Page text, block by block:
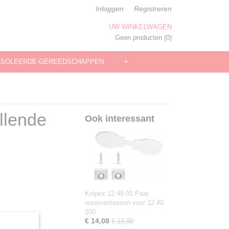
Inloggen Registreren
UW WINKELWAGEN
Geen producten (0)
GEREEDSCHAPPEN +
Ook interessant
Knipex 12 49 01 Paar
reservemessen voor 12 40
200
€ 14,08 € 19,90